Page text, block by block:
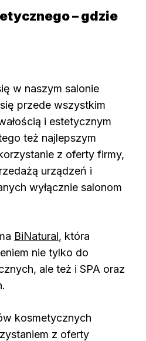
– gdzie
w naszym salonie
przede wszystkim
i estetycznym
też najlepszym
z oferty firmy,
urządzeń i
wyłącznie salonom
BiNatural, która
nie tylko do
ale też i SPA oraz
kosmetycznych
z oferty